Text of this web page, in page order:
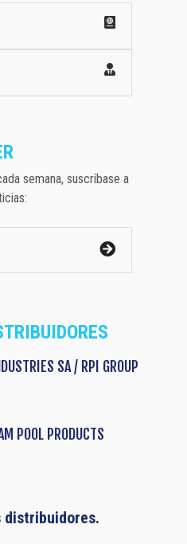
semana, suscríbase a
SA / RPI GROUP
POOL PRODUCTS
distribuidores.